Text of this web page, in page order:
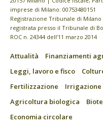
imprese di Milano: 00753480151
Registrazione Tribunale di
registrata presso il Tribunale di
ROC n. 24344 dell’11 marzo 2014
Attualità Finanziamenti
Leggi, lavoro e fisco
Fertilizzazione
Irrigazione
Agricoltura biologica
Economia circolare